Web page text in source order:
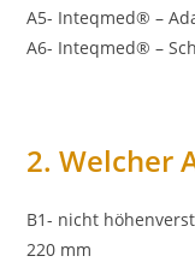
A5- Inteqmed® –
A6- Inteqmed® –
2. Welcher
B1- nicht
220 mm